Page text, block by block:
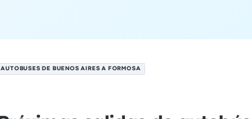
AUTOBUSES DE BUENOS AIRES A FORMOSA